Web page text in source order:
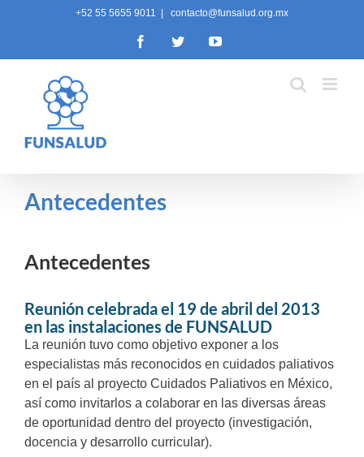
+52 55 5655 9011 contacto@funsalud.org.mx
FacebookTwitterYouTube
Antecedentes
Antecedentes
Reunión celebrada el 19 de abril del 2013
en las instalaciones de FUNSALUD
La reunión tuvo como objetivo exponer a los
especialistas más reconocidos en cuidados paliativos
en el país al proyecto Cuidados Paliativos en México,
así como invitarlos a colaborar en las diversas áreas
de oportunidad dentro del proyecto (investigación,
docencia y desarrollo curricular).